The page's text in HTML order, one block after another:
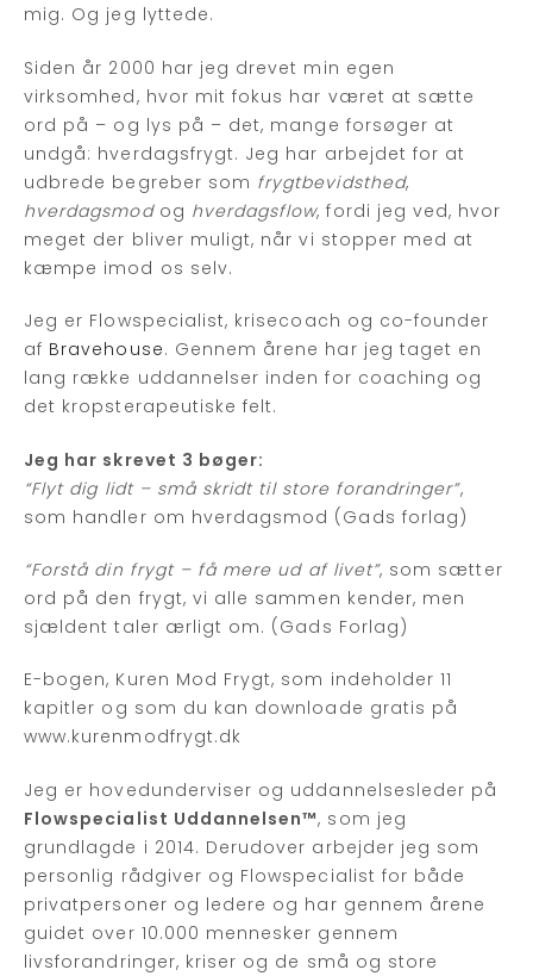
mig. Og jeg lyttede.
Siden år 2000 har jeg drevet min egen
virksomhed, hvor mit fokus har været at sætte
ord på – og lys på – det, mange forsøger at
undgå: hverdagsfrygt. Jeg har arbejdet for at
udbrede begreber som frygtbevidsthed,
hverdagsmodog hverdagsflow, fordi jeg ved, hvor
meget der bliver muligt, når vi stopper med at
kæmpe imod os selv.
Jeg er Flowspecialist, krisecoach og co-founder
af Bravehouse. Gennem årene har jeg taget en
lang række uddannelser inden for coaching og
det kropsterapeutiske felt.
Jeg har skrevet 3 bøger:
“Flyt dig lidt – små skridt til store forandringer”,
som handler om hverdagsmod (Gads forlag)
“Forstå din frygt – få mere ud af livet”, som sætter
ord på den frygt, vi alle sammen kender, men
sjældent taler ærligt om. (Gads Forlag)
E-bogen, Kuren Mod Frygt, som indeholder 11
kapitler og som du kan downloade gratis på
www.kurenmodfrygt.dk
Jeg er hovedunderviser og uddannelsesleder på
Flowspecialist Uddannelsen™, som jeg
grundlagde i 2014. Derudover arbejder jeg som
personlig rådgiver og Flowspecialist for både
privatpersoner og ledere og har gennem årene
guidet over 10.000 mennesker gennem
livsforandringer, kriser og de små og store